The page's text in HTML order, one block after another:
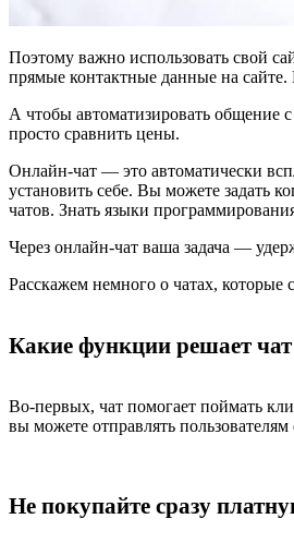
Поэтому важно использовать свой
прямые контактные данные на
А чтобы автоматизировать общение
просто сравнить цены.
Онлайн-чат ― это автоматически
установить себе. Вы можете задать
чатов. Знать языки
Через онлайн-чат ваша задача ―
Расскажем немного о чатах, которые
Какие функции решает чат
Во-первых, чат помогает поймать
вы можете отправлять
Не покупайте сразу